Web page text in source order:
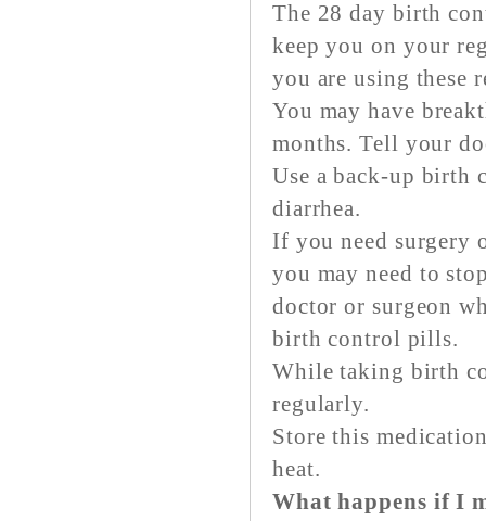
The 28 day birth
keep you on your
you are using these
You may have
months. Tell your
Use a back-up birth
diarrhea.
If you need surgery
you may need to
doctor or surgeon
birth control pills.
While taking birth
regularly.
Store this
heat.
What happens if I